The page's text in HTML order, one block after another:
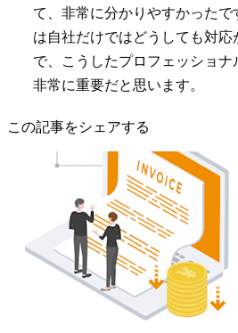
て、非常に分かりやすかったで
は自社だけではどうしても対
で、こうしたプロフェッショ
非常に重要だと思います。
この記事をシェアする